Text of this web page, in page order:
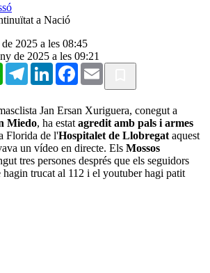
a Nació
2025 a les 08:45
de 2025 a les 09:21
WhatsAppTelegramLinkedInFacebook
Email
Jan Ersan Xuriguera, conegut a
Miedo, ha estat agredit amb pals i armes
Florida de l'Hospitalet de Llobregat aquest
un vídeo en directe. Els Mossos
tres persones després que els seguidors
trucat al 112 i el youtuber hagi patit